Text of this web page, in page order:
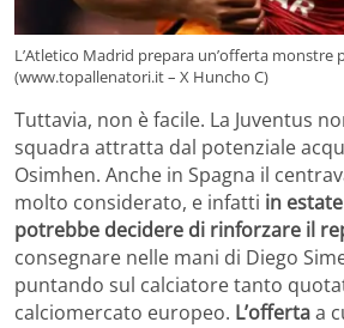
L’Atletico Madrid prepara un’offerta monstre
(www.topallenatori.it – X Huncho C)
Tuttavia, non è facile. La Juventus
squadra attratta dal potenziale
Osimhen. Anche in Spagna il
molto considerato, e infatti in
potrebbe decidere di rinforzare il
consegnare nelle mani di Diego
puntando sul calciatore tanto
calciomercato europeo. L’offertaa